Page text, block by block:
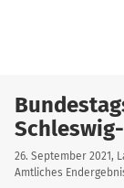
26. September 2021,
Amtliches